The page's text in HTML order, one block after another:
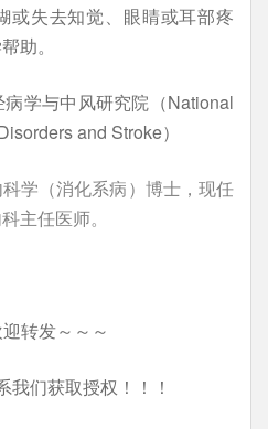
或失去知觉、眼睛或耳部疼
助。
学与中风研究院（National
and Stroke）
学（消化系病）博士，现任
主任医师。
转发～～～
我们获取授权！！！